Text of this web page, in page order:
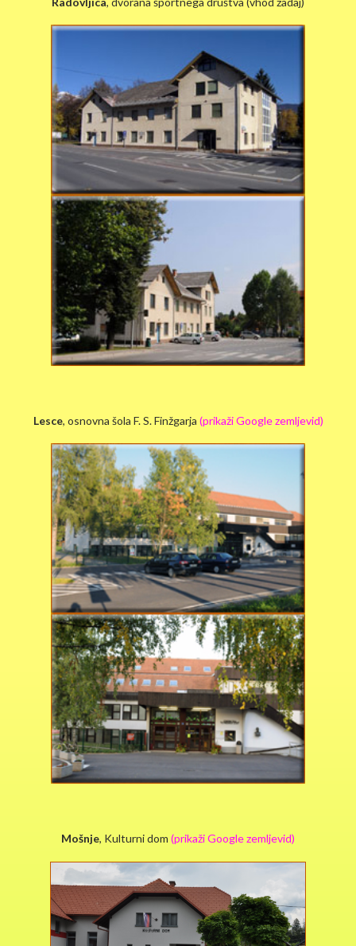
Lesce, osnovna šola F. S. Finžgarja (prikaži Google zemljevid)
Mošnje, Kulturni dom (prikaži Google zemljevid)